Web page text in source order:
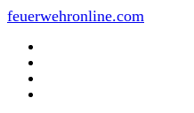
feuerwehronline.com